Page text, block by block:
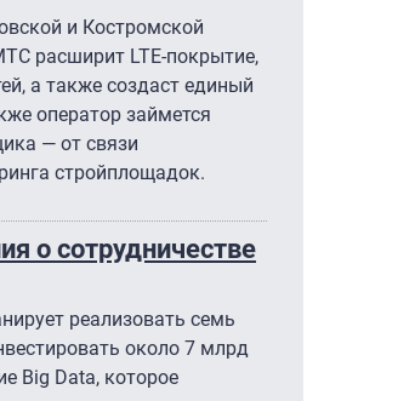
и Костромской
расширит LTE-покрытие,
а также создаст единый
оператор займется
— от связи
стройплощадок.
о сотрудничестве
реализовать семь
около 7 млрд
Big Data, которое